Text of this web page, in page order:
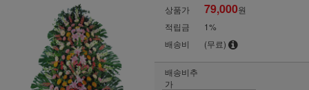
상품가 79,000원
적립금
1%
배송비
(무료)
배송비추
가